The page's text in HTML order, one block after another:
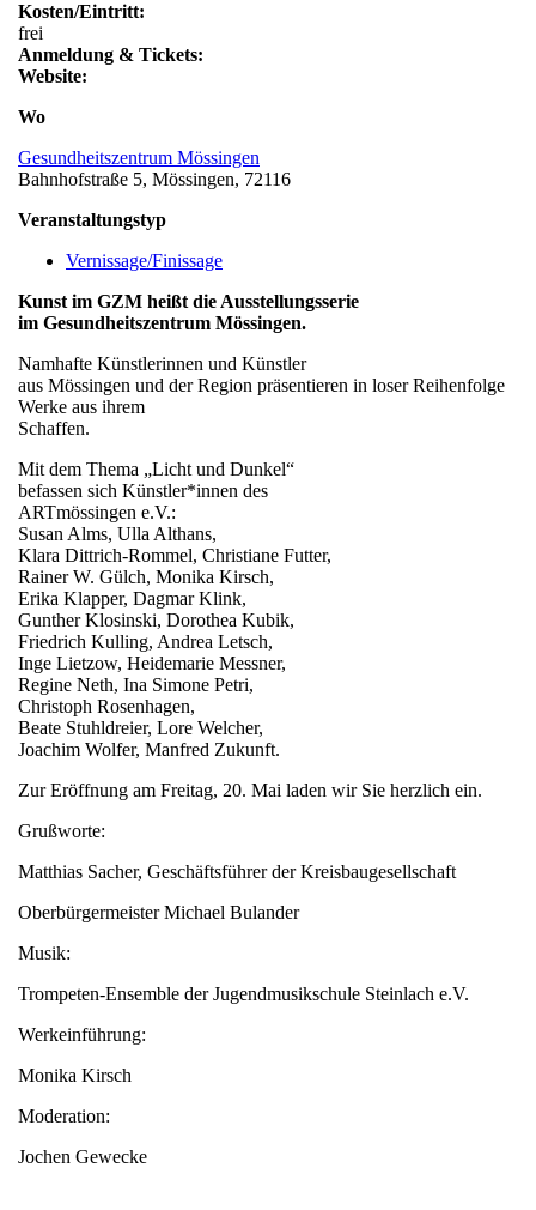
Kosten/Eintritt:
frei
Anmeldung & Tickets:
Website:
Wo
Gesundheitszentrum Mössingen
Bahnhofstraße 5, Mössingen, 72116
Veranstaltungstyp
Vernissage/Finissage
Kunst im GZM heißt die Ausstellungsserie
im Gesundheitszentrum Mössingen.
Namhafte Künstlerinnen und Künstler
aus Mössingen und der Region präsentieren in loser Reihenfolge
Werke aus ihrem
Schaffen.
Mit dem Thema „Licht und Dunkel“
befassen sich Künstler*innen des
ARTmössingen e.V.:
Susan Alms, Ulla Althans,
Klara Dittrich-Rommel, Christiane Futter,
Rainer W. Gülch, Monika Kirsch,
Erika Klapper, Dagmar Klink,
Gunther Klosinski, Dorothea Kubik,
Friedrich Kulling, Andrea Letsch,
Inge Lietzow, Heidemarie Messner,
Regine Neth, Ina Simone Petri,
Christoph Rosenhagen,
Beate Stuhldreier, Lore Welcher,
Joachim Wolfer, Manfred Zukunft.
Zur Eröffnung am Freitag, 20. Mai laden wir Sie herzlich ein.
Grußworte:
Matthias Sacher, Geschäftsführer der Kreisbaugesellschaft
Oberbürgermeister Michael Bulander
Musik:
Trompeten-Ensemble der Jugendmusikschule Steinlach e.V.
Werkeinführung:
Monika Kirsch
Moderation:
Jochen Gewecke